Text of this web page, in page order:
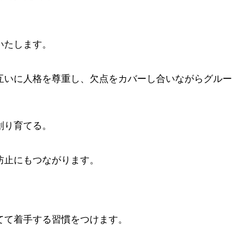
します。
に人格を尊重し、欠点をカバーし合いながらグルー
育てる。
にもつながります。
着手する習慣をつけます。